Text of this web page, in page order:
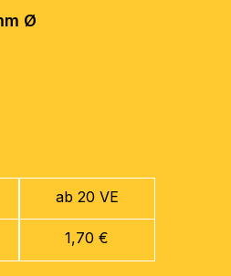
Ø
ab 20 VE
1,70 €